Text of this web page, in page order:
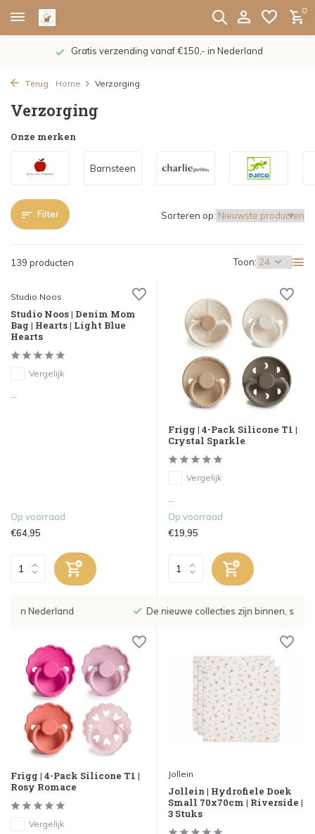
0
De nieuwe collecties zijn binnen, shoppen maar!
Terug Home Verzorging
Verzorging
Onze merken
Barnsteen
Filter
139 producten Toon:
Sorteren op:
Studio Noos
Studio Noos | Denim Mom
Bag | Hearts | Light Blue
Hearts
Vergelijk
...
Op voorraad
€64,95
Frigg | 4-Pack Silicone T1 |
Crystal Sparkle
Vergelijk
Op voorraad
€19,95
De nieuwe collecties zijn binnen, shoppen maar!
Frigg | 4-Pack Silicone T1 |
Rosy Romace
Vergelijk
Jollein
Jollein | Hydrofiele Doek
Small 70x70cm | Riverside |
3 Stuks